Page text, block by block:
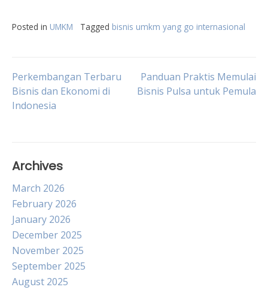
Posted in UMKM Tagged bisnis umkm yang go internasional
Post
navigation
Perkembangan Terbaru
Bisnis dan Ekonomi di
Indonesia
Panduan Praktis Memulai
Bisnis Pulsa untuk Pemula
Archives
March 2026
February 2026
January 2026
December 2025
November 2025
September 2025
August 2025